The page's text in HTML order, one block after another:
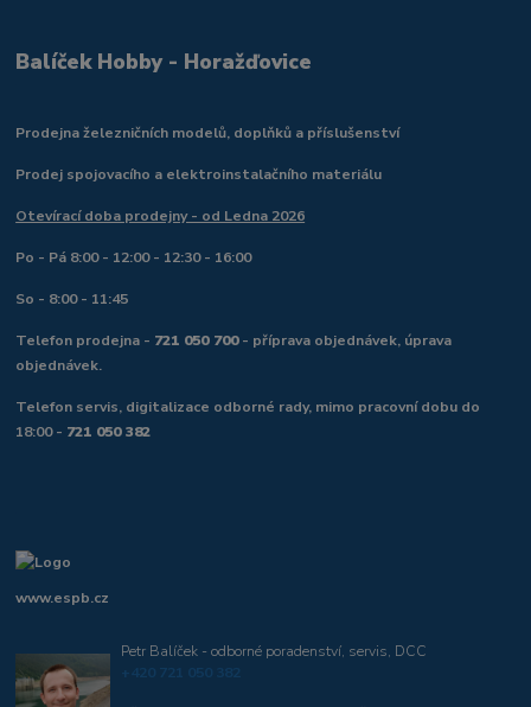
Balíček Hobby - Horažďovice
Prodejna železničních modelů, doplňků a příslušenství
Prodej spojovacího a elektroinstalačního materiálu
Otevírací doba prodejny - od Ledna 2026
Po - Pá 8:00 - 12:00 - 12:30 - 16:00
So - 8:00 - 11:45
Telefon prodejna - 721 050 700- příprava objednávek, úprava
objednávek.
Telefon servis, digitalizace odborné rady, mimo pracovní dobu do
18:00 - 721 050 382
www.espb.cz
Petr Balíček - odborné poradenství, servis, DCC
+420 721 050 382